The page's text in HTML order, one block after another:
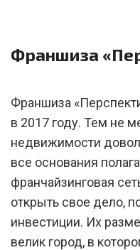
Франшиза
Франшиза
в 2017 году. Тем не
недвижимости
все основания
франчайзинговая
открыть свое дело,
инвестиции. Их
велик город, в